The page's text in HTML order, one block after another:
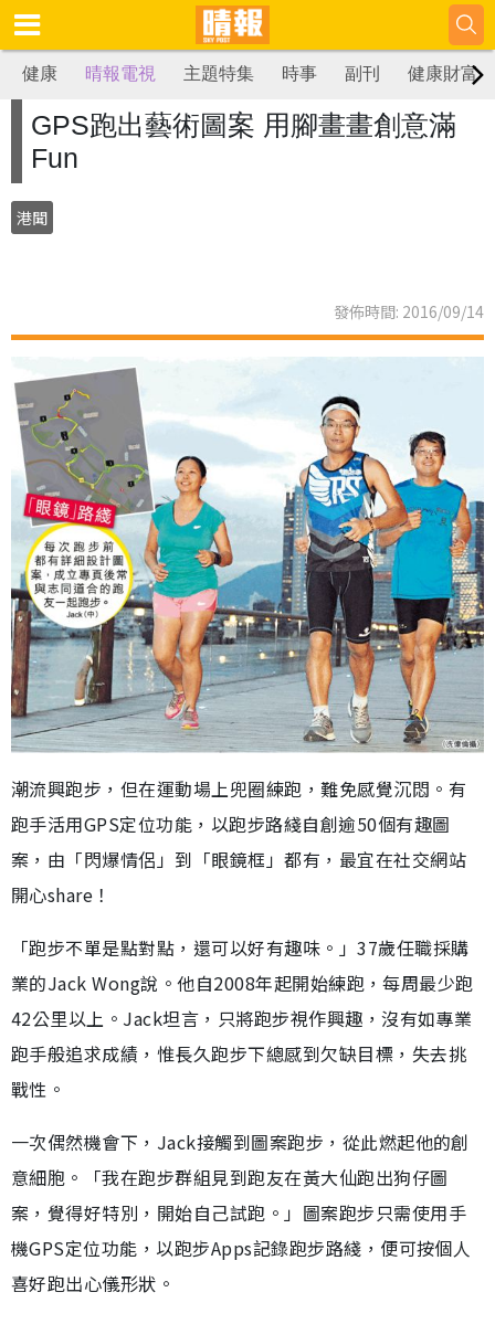
健康 晴報電視 主題特集 時事 副刊 健康財富
GPS跑出藝術圖案 用腳畫畫創意滿
Fun
港聞
發佈時間: 2016/09/14
潮流興跑步，但在運動場上兜圈練跑，難免感覺沉悶。有
跑手活用GPS定位功能，以跑步路綫自創逾50個有趣圖
案，由「閃爆情侶」到「眼鏡框」都有，最宜在社交網站
開心share！
「跑步不單是點對點，還可以好有趣味。」37歲任職採購
業的Jack Wong說。他自2008年起開始練跑，每周最少跑
42公里以上。Jack坦言，只將跑步視作興趣，沒有如專業
跑手般追求成績，惟長久跑步下總感到欠缺目標，失去挑
戰性。
一次偶然機會下，Jack接觸到圖案跑步，從此燃起他的創
意細胞。「我在跑步群組見到跑友在黃大仙跑出狗仔圖
案，覺得好特別，開始自己試跑。」圖案跑步只需使用手
機GPS定位功能，以跑步Apps記錄跑步路綫，便可按個人
喜好跑出心儀形狀。